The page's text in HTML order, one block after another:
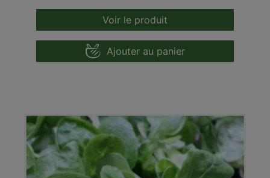
Voir le produit
Ajouter au panier